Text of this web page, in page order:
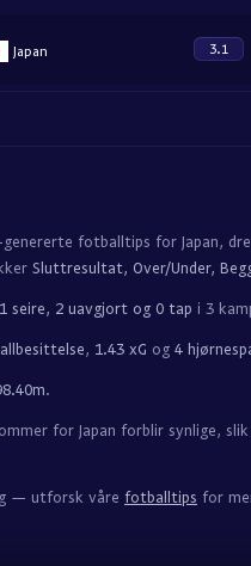
Japan 3.1
fotballtips for Japan,
Sluttresultat, Over/Under,
1 seire, 2 uavgjort og 0 tap i 3
, 1.43 xG og 4
.
for Japan forblir synlige,
— utforsk våre fotballtips for